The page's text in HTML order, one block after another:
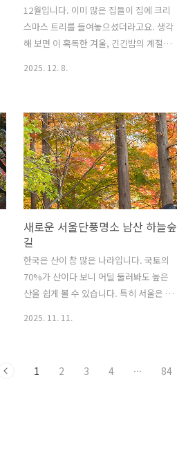
끝이에요. 복사 붙여 넣기 같아 보이기도
하고요. 그래서 색다른 곳을 찾다 찾은 곳
이 여기 합정동 벚꽃길입..
12월입니다. 이미 많은 집들이 집에 크리
스마스 트리를 들여놓으셨더라고요. 생각
해 보면 이 혹독한 겨울, 긴긴밤의 계절을
인도 즐기는 겨울 명절이 되었네요. 특히
선물을 받는 아이들에게는 1년 중 가장 기
다리는 크리스마스일 듯 하네요. 이 크리
스마스를 즐기기에 좋은 곳이 명동 일대
입니다. 명동은 80년대 통행금지가 있던
시절에도 크리스마스이브에는 풀리는 통
행금지를 즐기려는 인파로 꽉 찼습니다.
전 2008년 경에 딱 한 번 가보고 다시는
안 갑니다. 사람들에게 쓸려 다니다가 왔
어요. 그리고 요즘도 그러는지 모르겠지
만 크리스마스이브에는 특별가로 모시는
카페와 음식점이 참 많았죠. 크리스마스 ..
2025. 12. 8.
새로운 서울단풍명소 남산 하늘숲
길
한국은 산이 참 많은 나라입니다. 국토의
70%가 산이다 보니 어딜 둘러봐도 높은
산을 쉽게 볼 수 있습니다. 특히 서울은 평
강에도 큰 도움이 됩니다. 그래서 산을 오
2025. 11. 11.
1 2 3 4 ··· 84